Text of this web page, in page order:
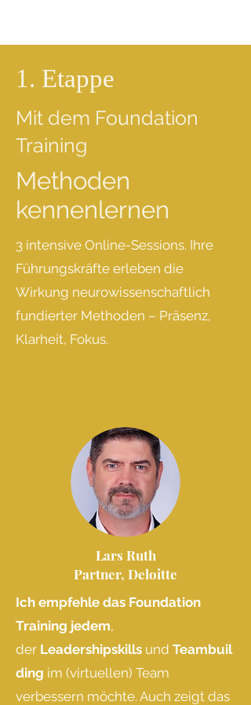
1. Etappe
Mit dem Foundation
Training
Methoden
kennenlernen
3 intensive Online-Sessions. Ihre
Führungskräfte erleben die
Wirkung neurowissenschaftlich
fundierter Methoden – Präsenz,
Klarheit, Fokus.
Lars Ruth
Partner, Deloitte
Ich empfehle das Foundation
Training jedem,
der Leadershipskills und Teambuil
ding im (virtuellen) Team
verbessern möchte. Auch zeigt das